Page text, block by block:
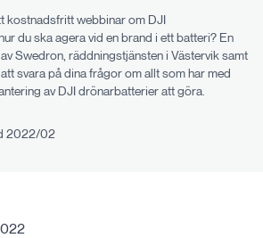
kostnadsfritt webbinar om DJI
du ska agera vid en brand i ett batteri? En
Swedron, räddningstjänsten i Västervik samt
svara på dina frågor om allt som har med
av DJI drönarbatterier att göra.
2022/02